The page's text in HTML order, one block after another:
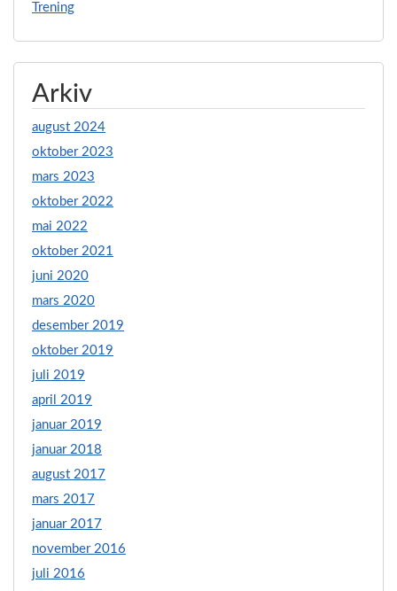
Trening
Arkiv
august 2024
oktober 2023
mars 2023
oktober 2022
mai 2022
oktober 2021
juni 2020
mars 2020
desember 2019
oktober 2019
juli 2019
april 2019
januar 2019
januar 2018
august 2017
mars 2017
januar 2017
november 2016
juli 2016